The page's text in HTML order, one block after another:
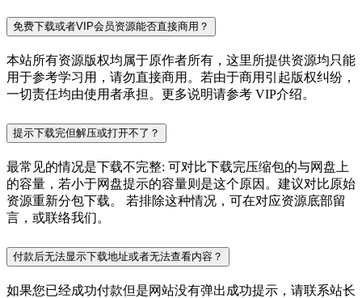
免费下载或者VIP会员资源能否直接商用？
本站所有资源版权均属于原作者所有，这里所提供资源均只能
用于参考学习用，请勿直接商用。若由于商用引起版权纠纷，
一切责任均由使用者承担。更多说明请参考 VIP介绍。
提示下载完但解压或打开不了？
最常见的情况是下载不完整: 可对比下载完压缩包的与网盘上
的容量，若小于网盘提示的容量则是这个原因。建议对比原始
资源重新分包下载。 若排除这种情况，可在对应资源底部留
言，或联络我们。
付款后无法显示下载地址或者无法查看内容？
如果您已经成功付款但是网站没有弹出成功提示，请联系站长